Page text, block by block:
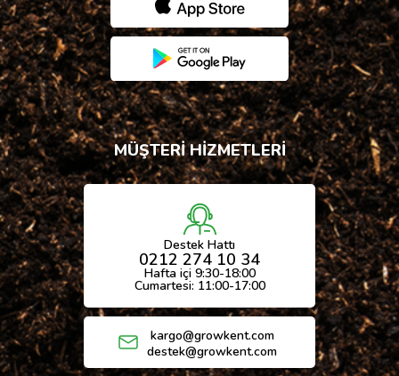
MÜŞTERİ HİZMETLERİ
Destek Hattı
0212 274 10 34
Hafta içi 9:30-18:00
Cumartesi: 11:00-17:00
kargo@growkent.com
destek@growkent.com